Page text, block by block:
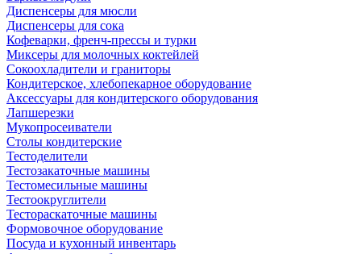
Диспенсеры для мюсли
Диспенсеры для сока
Кофеварки, френч-прессы и турки
Миксеры для молочных коктейлей
Сокоохладители и граниторы
Кондитерское, хлебопекарное оборудование
Аксессуары для кондитерского оборудования
Лапшерезки
Мукопросеиватели
Столы кондитерские
Тестоделители
Тестозакаточные машины
Тестомесильные машины
Тестоокруглители
Тестораскаточные машины
Формовочное оборудование
Посуда и кухонный инвентарь